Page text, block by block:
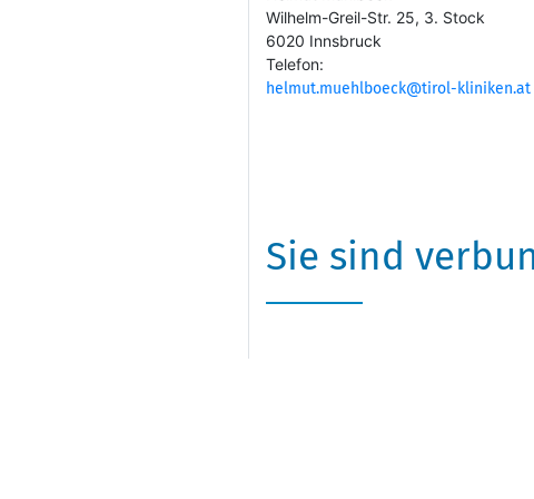
Wilhelm-Greil-Str. 25, 3. Stock
6020 Innsbruck
Telefon:
helmut.muehlboeck@tirol-kliniken.at
Sie sind